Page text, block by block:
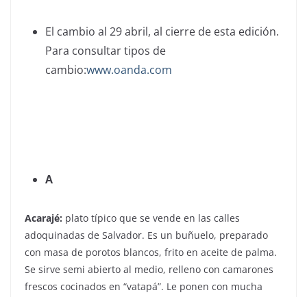
El cambio al 29 abril, al cierre de esta edición.
Para consultar tipos de
cambio:www.oanda.com
A
Acarajé: plato típico que se vende en las calles
adoquinadas de Salvador. Es un buñuelo, preparado
con masa de porotos blancos, frito en aceite de palma.
Se sirve semi abierto al medio, relleno con camarones
frescos cocinados en “vatapá”. Le ponen con mucha